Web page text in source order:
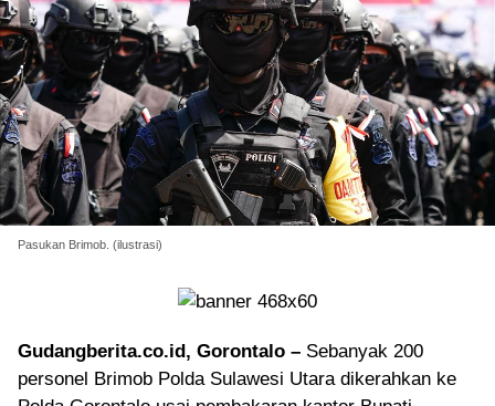
Pasukan Brimob. (ilustrasi)
Gudangberita.co.id, Gorontalo – Sebanyak 200
personel Brimob Polda Sulawesi Utara dikerahkan ke